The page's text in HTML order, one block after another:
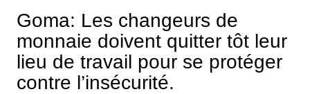
Goma: Les changeurs de
monnaie doivent quitter tôt leur
lieu de travail pour se protéger
contre l’insécurité.